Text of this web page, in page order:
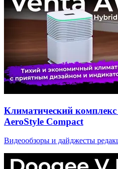
Климатический
AeroStyle Compact
Видеообзоры и дайджесты